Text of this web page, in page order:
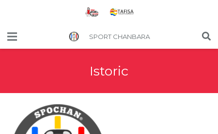
SPORT CHANBARA
Istoric